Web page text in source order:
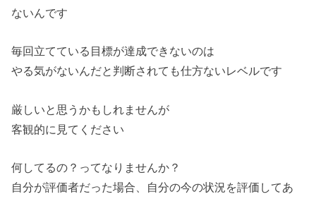
ないんです
毎回立てている目標が達成できないのは
やる気がないんだと判断されても仕方ないレベルです
厳しいと思うかもしれませんが
客観的に見てください
何してるの？ってなりませんか？
自分が評価者だった場合、自分の今の状況を評価してあ